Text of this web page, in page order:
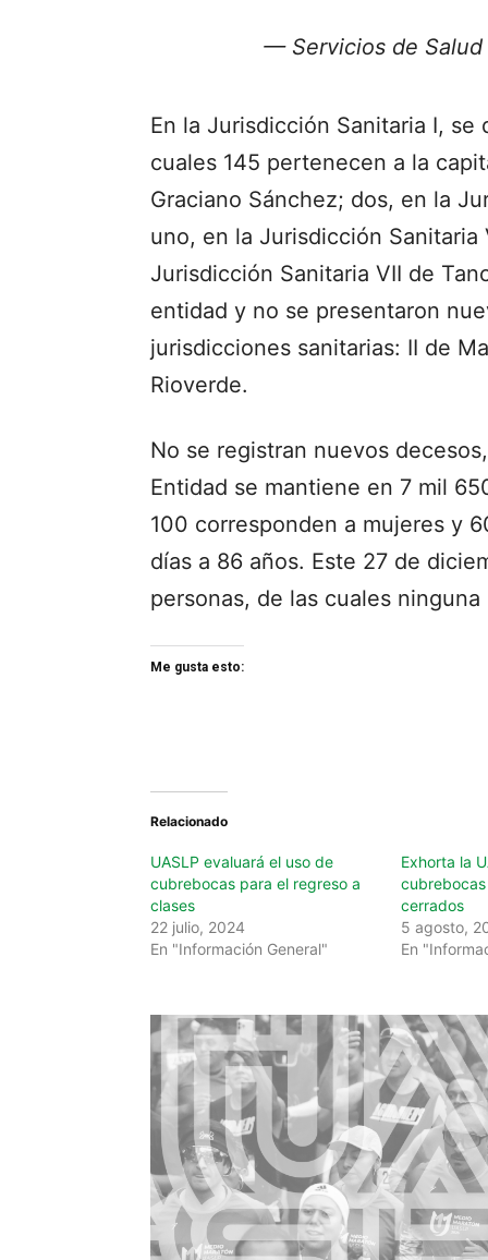
— Servicios de Salud
En la Jurisdicción Sanitaria I,
cuales 145 pertenecen a la
Graciano Sánchez; dos, en la
uno, en la Jurisdicción
Jurisdicción Sanitaria VII de
entidad y no se presentaron
jurisdicciones sanitarias: II de
Rioverde.
No se registran nuevos
Entidad se mantiene en 7 mil
100 corresponden a mujeres y
días a 86 años. Este 27 de
personas, de las cuales
Me gusta esto:
Relacionado
UASLP evaluará el uso de
cubrebocas para el regreso a
clases
22 julio, 2024
En "Información General"
Exhorta la
cerrados
5 agosto,
En